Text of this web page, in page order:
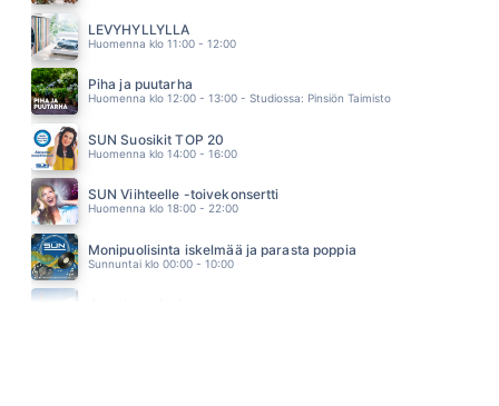
PET SHOP BOYS
10.26
LEVYHYLLYLLÄ
Huomenna klo 11:00 - 12:00
Piha ja puutarha
Huomenna klo 12:00 - 13:00 - Studiossa: Pinsiön Taimisto
SUN Suosikit TOP 20
Huomenna klo 14:00 - 16:00
SUN Viihteelle -toivekonsertti
Huomenna klo 18:00 - 22:00
Monipuolisinta iskelmää ja parasta poppia
Sunnuntai klo 00:00 - 10:00